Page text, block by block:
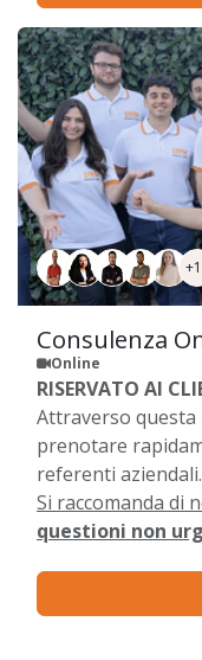
Consulenza
Online
RISERVATO AI
Attraverso
prenotare
referenti aziendali.
Si raccomanda di
questioni non